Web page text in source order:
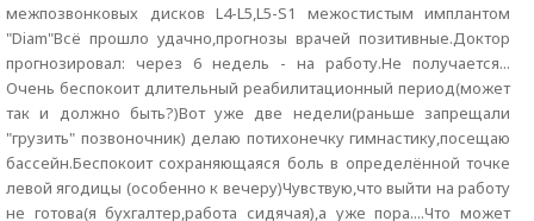
межпозвонковых дисков L4-L5,L5-S1 межостистым имплантом
"Diam"Всё прошло удачно,прогнозы врачей позитивные.Доктор
прогнозировал: через 6 недель - на работу.Не получается...
Очень беспокоит длительный реабилитационный период(может
так и должно быть?)Вот уже две недели(раньше запрещали
"грузить" позвоночник) делаю потихонечку гимнастику,посещаю
бассейн.Беспокоит сохраняющаяся боль в определённой точке
левой ягодицы (особенно к вечеру)Чувствую,что выйти на работу
не готова(я бухгалтер,работа сидячая),а уже пора....Что может